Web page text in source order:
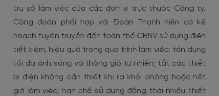
trụ sở làm việc của các đơn vị trực thuộc Công ty.
Công đoàn phối hợp với Đoàn Thanh niên có kế
hoạch tuyên truyền đến toàn thể CBNV sử dụng điện
tiết kiệm, hiệu quả trong quá trình làm việc: tận dụng
tối đa ánh sáng và thông gió tự nhiên; tắt các thiết
bị điện không cần thiết khi ra khỏi phòng hoặc hết
giờ làm việc; hạn chế sử dụng đồng thời nhiều thiết